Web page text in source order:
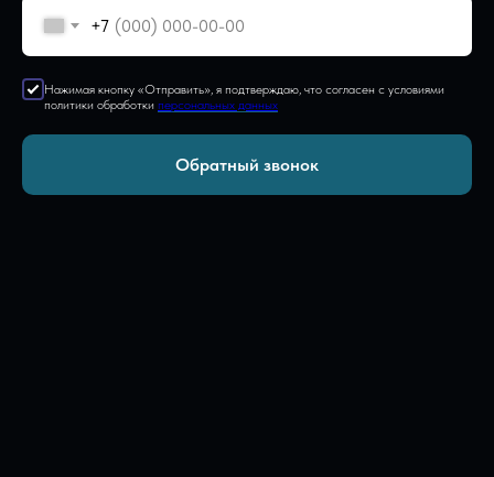
+7
Нажимая кнопку «Отправить», я подтверждаю, что согласен с условиями
политики обработки персональных данных
Обратный звонок